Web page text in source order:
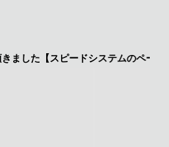
スピードシステムのページを見た